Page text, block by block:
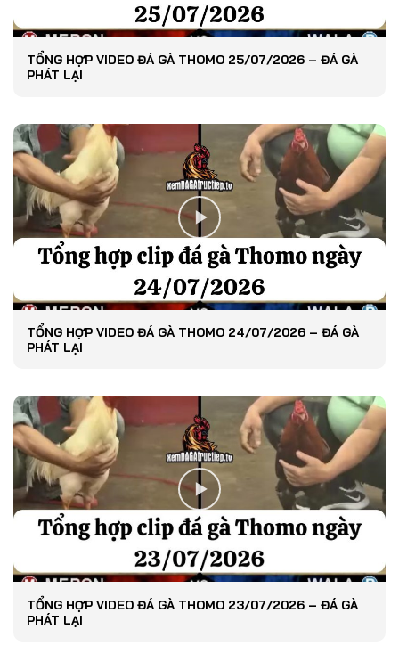
TỔNG HỢP VIDEO ĐÁ GÀ THOMO 25/07/2026 – ĐÁ GÀ
PHÁT LẠI
TỔNG HỢP VIDEO ĐÁ GÀ THOMO 24/07/2026 – ĐÁ GÀ
PHÁT LẠI
TỔNG HỢP VIDEO ĐÁ GÀ THOMO 23/07/2026 – ĐÁ GÀ
PHÁT LẠI